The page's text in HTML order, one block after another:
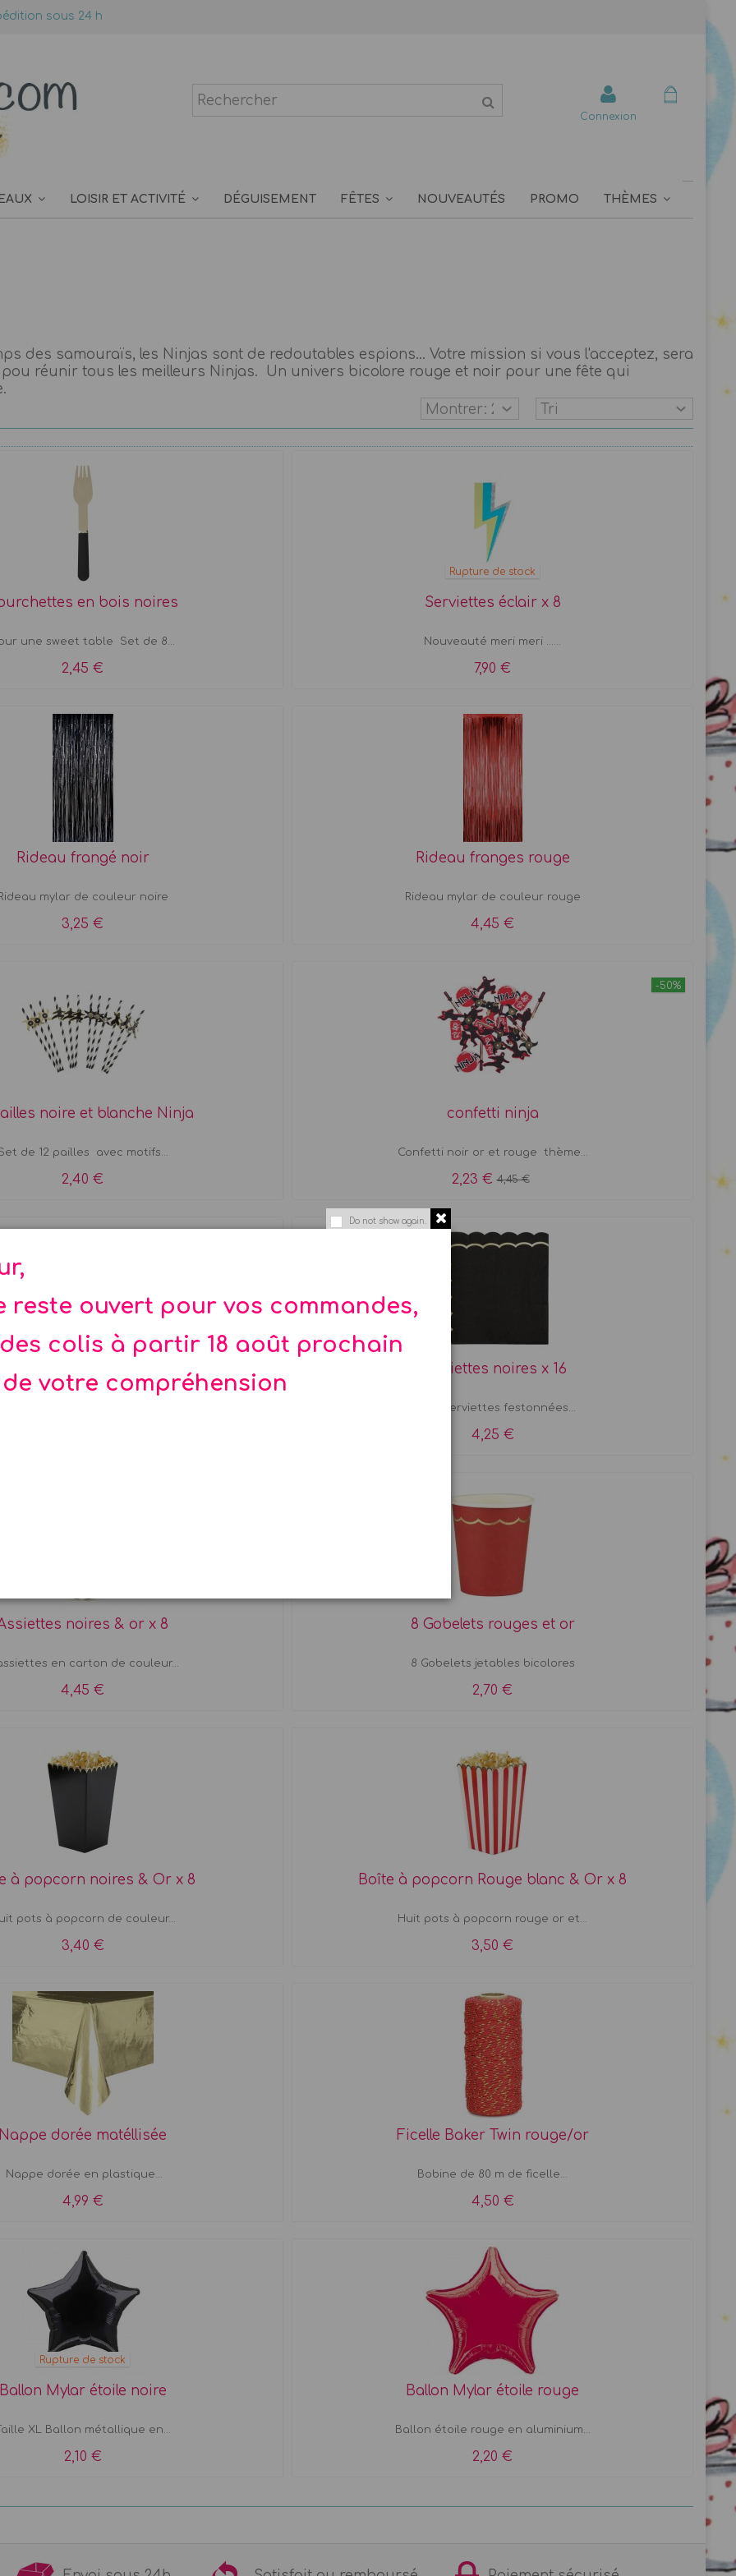
Do not show again.
reste ouvert pour vos commandes,
colis à partir 18 août prochain
votre compréhension
sous 24 h
Connexion
LOISIR ET ACTIVITÉ DÉGUISEMENT FÊTES NOUVEAUTÉS PROMO THÈMES
des samouraïs, les Ninjas sont de redoutables espions... Votre mission si vous l'acceptez, sera
réunir tous les meilleurs Ninjas. Un univers bicolore rouge et noir pour une fête qui
en bois noires
une sweet table Set de 8...
2,45 €
Rupture de stock
Serviettes éclair x 8
Nouveauté meri meri ......
7,90 €
Rideau frangé noir
mylar de couleur noire
3,25 €
Rideau franges rouge
Rideau mylar de couleur rouge
4,45 €
noire et blanche Ninja
de 12 pailles avec motifs...
2,40 €
-50%
confetti ninja
Confetti noir or et rouge thème...
2,23 €4,45 €
Serviettes noires x 16
Seize serviettes festonnées...
4,25 €
noires & or x 8
en carton de couleur...
4,45 €
8 Gobelets rouges et or
8 Gobelets jetables bicolores
2,70 €
à popcorn noires & Or x 8
pots à popcorn de couleur...
3,40 €
Boîte à popcorn Rouge blanc & Or x 8
Huit pots à popcorn rouge or et...
3,50 €
dorée matéllisée
Nappe dorée en plastique...
4,99 €
Ficelle Baker Twin rouge/or
Bobine de 80 m de ficelle...
4,50 €
Rupture de stock
Mylar étoile noire
XL Ballon métallique en...
2,10 €
Ballon Mylar étoile rouge
Ballon étoile rouge en aluminium...
2,20 €